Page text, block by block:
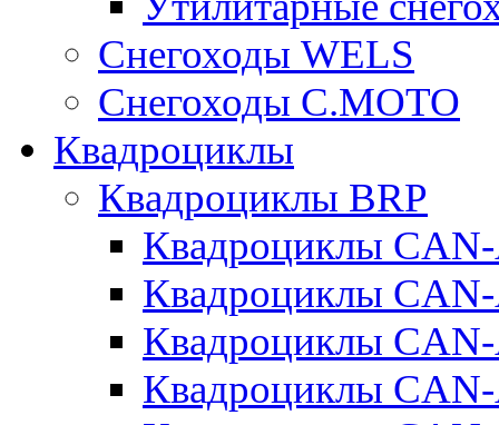
Cнегоходы WELS
Снегоходы C.MOTO
Квадроциклы
Квадроциклы BRP
Квадроциклы
Квадроциклы
Квадроциклы
Квадроциклы